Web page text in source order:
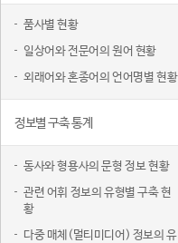
품사별 현황
일상어와 전문어의 원어 현황
외래어와 혼종어의 언어명별 현황
정보별 구축 통계
동사와 형용사의 문형 정보 현황
관련 어휘 정보의 유형별 구축 현
황
다중 매체(멀티미디어) 정보의 유